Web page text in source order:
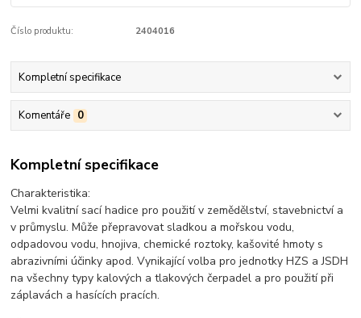
Číslo produktu: 2404016
Kompletní specifikace
Komentáře 0
Kompletní specifikace
Charakteristika:
Velmi kvalitní sací hadice pro použití v zemědělství, stavebnictví a
v průmyslu. Může přepravovat sladkou a mořskou vodu,
odpadovou vodu, hnojiva, chemické roztoky, kašovité hmoty s
abrazivními účinky apod. Vynikající volba pro jednotky HZS a JSDH
na všechny typy kalových a tlakových čerpadel a pro použití při
záplavách a hasících pracích.